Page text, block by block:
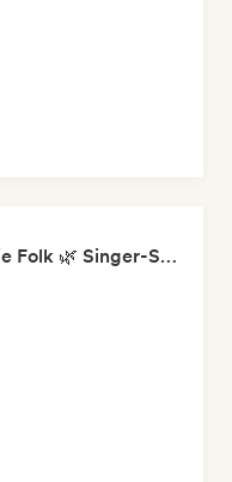
Wild Women of Indie Folk 🌿 Singer-Songwriter, Folk & Acoustic